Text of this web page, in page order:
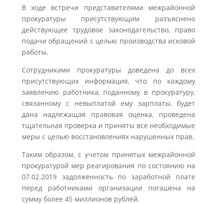
В ходе встречи представителями межрайонной
прокуратуры присутствующим разъяснено
действующее трудовое законодательство, право
подачи обращений с целью производства исковой
работы.
Сотрудниками прокуратуры доведена до всех
присутствующих информация, что по каждому
заявлению работника, поданному в прокуратуру,
связанному с невыплатой ему зарплаты, будет
дана надлежащая правовая оценка, проведена
тщательная проверка и приняты все необходимые
меры с целью восстановлениях нарушенных прав.
Таким образом, с учетом принятых межрайонной
прокуратурой мер реагирования по состоянию на
07.02.2019 задолженность по заработной плате
перед работниками организации погашена на
сумму более 45 миллионов рублей.